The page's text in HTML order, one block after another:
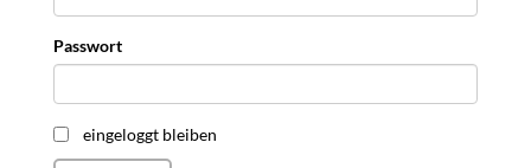
Passwort
eingeloggt bleiben